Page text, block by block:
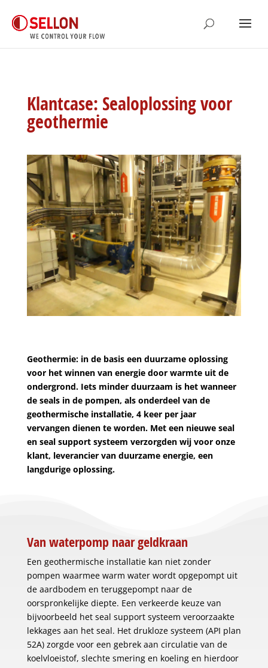
Klantcase: Sealoplossing voor
geothermie
Geothermie: in de basis een duurzame oplossing
voor het winnen van energie door warmte uit de
ondergrond. Iets minder duurzaam is het wanneer
de seals in de pompen, als onderdeel van de
geothermische installatie, 4 keer per jaar
vervangen dienen te worden. Met een nieuwe seal
en seal support systeem verzorgden wij voor onze
klant, leverancier van duurzame energie, een
langdurige oplossing.
Van waterpomp naar geldkraan
Een geothermische installatie kan niet zonder
pompen waarmee warm water wordt opgepompt uit
de aardbodem en teruggepompt naar de
oorspronkelijke diepte. Een verkeerde keuze van
bijvoorbeeld het seal support systeem veroorzaakte
lekkages aan het seal. Het drukloze systeem (API plan
52A) zorgde voor een gebrek aan circulatie van de
koelvloeistof, slechte smering en koeling en hierdoor